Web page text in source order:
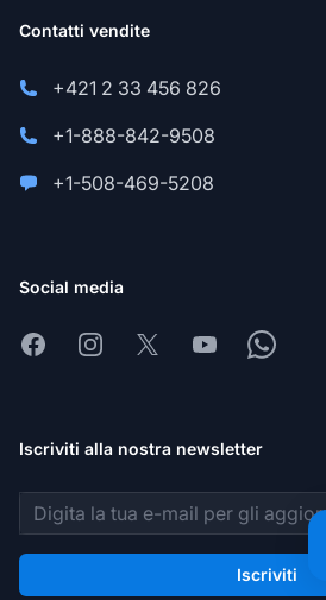
Contatti vendite
+421 2 33 456 826
+1-888-842-9508
+1-508-469-5208
Social media
FacebookInstagram
X YoutubeWhatsapp
Iscriviti alla nostra newsletter
Indirizzo email
Iscriviti